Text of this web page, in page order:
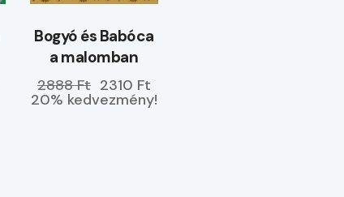
Bogyó és Babóca
a malomban
2888 Ft 2310 Ft
20% kedvezmény!